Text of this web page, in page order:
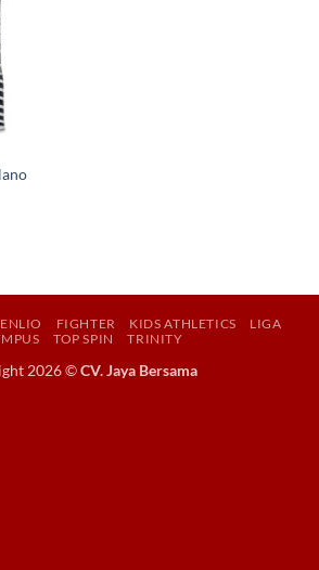
ENLIO FIGHTER KIDS ATHLETICS
LIGA
TOP SPIN TRINITY
2026 ©CV. Jaya Bersama